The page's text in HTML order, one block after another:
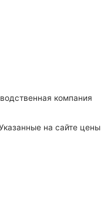
компания
на сайте цены